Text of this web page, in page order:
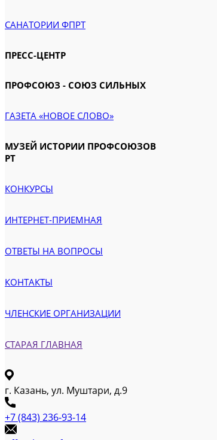
САНАТОРИИ ФПРТ
ПРЕСС-ЦЕНТР
ПРОФСОЮЗ - СОЮЗ СИЛЬНЫХ
ГАЗЕТА «НОВОЕ СЛОВО»
МУЗЕЙ ИСТОРИИ ПРОФСОЮЗОВ
РТ
КОНКУРСЫ
ИНТЕРНЕТ-ПРИЕМНАЯ
ОТВЕТЫ НА ВОПРОСЫ
КОНТАКТЫ
ЧЛЕНСКИЕ ОРГАНИЗАЦИИ
СТАРАЯ ГЛАВНАЯ
г. Казань, ул. Муштари, д.9
+7 (843) 236-93-14